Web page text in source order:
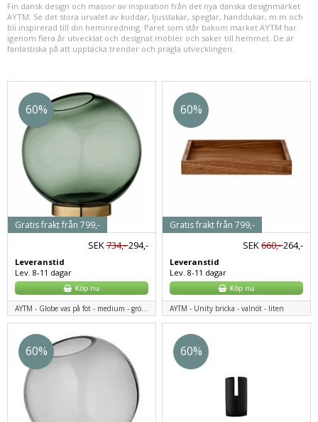
Fin dansk design och massor av inspiration från det nya danska designmärket
AYTM. Se det stora urvalet av kuddar, ljusstakar, speglar, handdukar, m.m och
bli inspirerad till din heminredning. Paret som står bakom märket AYTM har
igenom flera år utvecklat och designat möbler och saker till hemmet. De är
fantastiska på att upptäcka trender och prägla utvecklingen.
60%
SEK734,-294,-
Leveranstid
Lev. 8-11 dagar
Gratis frakt från 799,-
AYTM - Globe vas på fot - medium - grön/mässing
60%
SEK660,-264,-
Leveranstid
Lev. 8-11 dagar
Gratis frakt från 799,-
AYTM - Unity bricka - valnöt - liten
60% 60%